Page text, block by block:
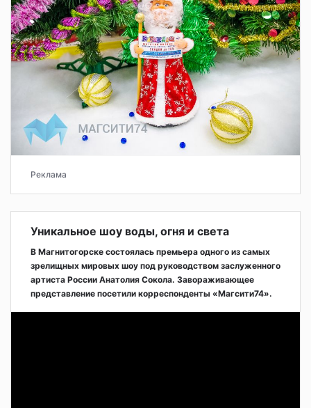
Реклама
Уникальное шоу воды, огня и света
В Магнитогорске состоялась премьера одного из самых
зрелищных мировых шоу под руководством заслуженного
артиста России Анатолия Сокола. Завораживающее
представление посетили корреспонденты «Магсити74».